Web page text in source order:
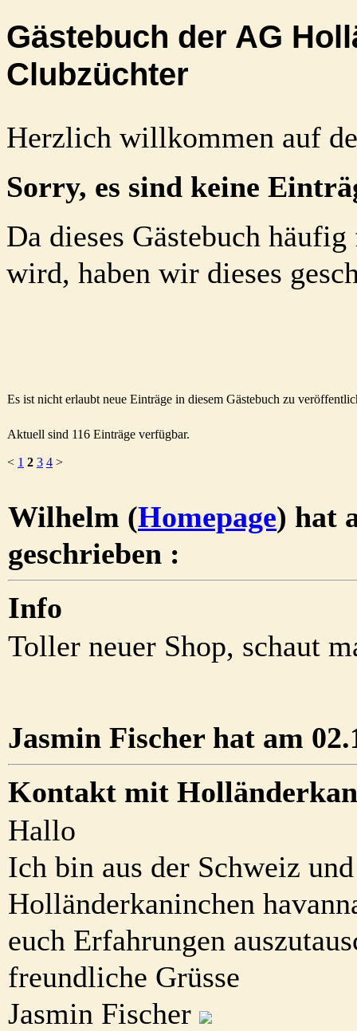
Gästebuch der AG
Clubzüchter
Herzlich willkommen auf
Sorry, es sind keine
Da dieses Gästebuch
wird, haben wir dieses
Es ist nicht erlaubt neue Einträge in diesem Gästebuch zu
Aktuell sind 116 Einträge verfügbar.
< 1 2 3 4 >
Wilhelm (Homepage) hat
geschrieben :
Info
Toller neuer Shop, schaut
Jasmin Fischer hat am
Kontakt mit
Hallo
Ich bin aus der Schweiz
Holländerkaninchen
euch Erfahrungen
freundliche Grüsse
Jasmin Fischer